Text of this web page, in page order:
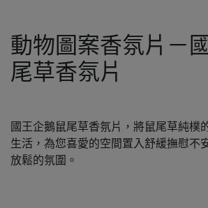
動物圖案香氛片－
尾草香氛片
國王企鵝鼠尾草香氛片，將鼠尾草純樸
生活，為您喜愛的空間置入舒緩撫慰不
放鬆的氛圍。